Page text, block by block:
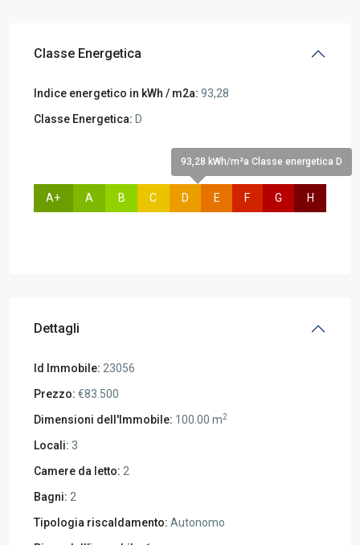
Classe Energetica
Indice energetico in kWh / m2a: 93,28
Classe Energetica: D
A+ A B C
93,28 kWh/m²a Classe energetica D
D E F G H
Dettagli
Id Immobile: 23056
Prezzo: €83.500
Dimensioni dell'Immobile: 100.00 m2
Locali: 3
Camere da letto: 2
Bagni: 2
Tipologia riscaldamento: Autonomo